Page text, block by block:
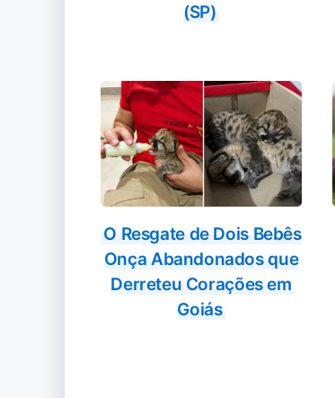
(SP)
O Resgate de Dois Bebês
Onça Abandonados que
Derreteu Corações em
Goiás